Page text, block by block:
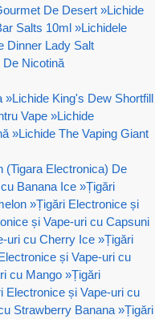
De Desert »Lichide
Salts 10ml »Lichidele
Dinner Lady Salt
Nicotină
»Lichide King's Dew Shortfill
Vape »Lichide
»Lichide The Vaping Giant
(Tigara Electronica) De
Banana Ice »Țigări
»Țigări Electronice și
și Vape-uri cu Capsuni
uri cu Cherry Ice »Țigări
și Vape-uri cu
cu Mango »Țigări
Electronice și Vape-uri cu
Strawberry Banana »Țigări